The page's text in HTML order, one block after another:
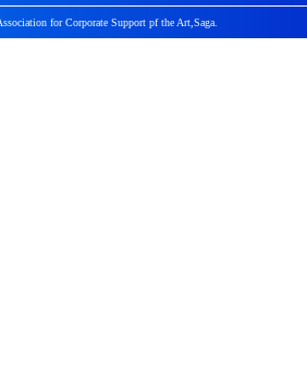
for Corporate Support pf the Art,Saga.